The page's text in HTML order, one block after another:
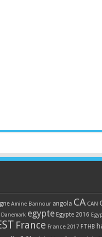
Amine Bannour angola CA CAN
Danemark egypte Egypte 2016
France France 2017 FTHB